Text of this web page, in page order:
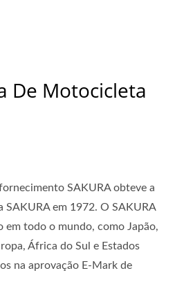
De Motocicleta
SAKURA obteve a
SAKURA em 1972. O SAKURA
todo o mundo, como Japão,
África do Sul e Estados
na aprovação E-Mark de